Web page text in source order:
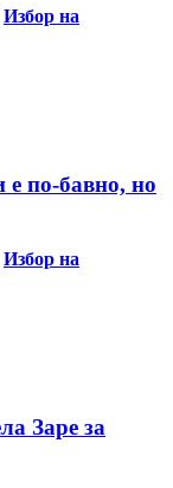
Избор на
е по-бавно, но
Избор на
Заре за